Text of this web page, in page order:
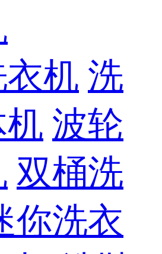
机 洗
波轮
双桶洗
你洗衣